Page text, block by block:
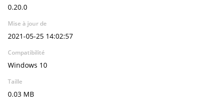
0.20.0
Mise à jour de
2021-05-25 14:02:57
Compatibilité
Windows 10
Taille
0.03 MB